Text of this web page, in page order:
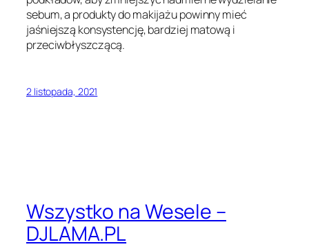
sebum, a produkty do makijażu powinny mieć
jaśniejszą konsystencję, bardziej matową i
przeciwbłyszczącą.
2 listopada, 2021
Wszystko na Wesele –
DJLAMA.PL